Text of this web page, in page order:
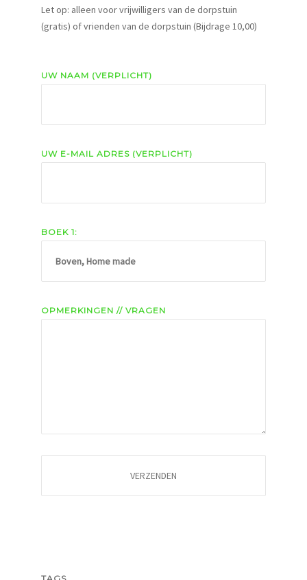
Let op: alleen voor vrijwilligers van de dorpstuin
(gratis) of vrienden van de dorpstuin (Bijdrage 10,00)
UW NAAM (VERPLICHT)
UW E-MAIL ADRES (VERPLICHT)
BOEK 1:
OPMERKINGEN // VRAGEN